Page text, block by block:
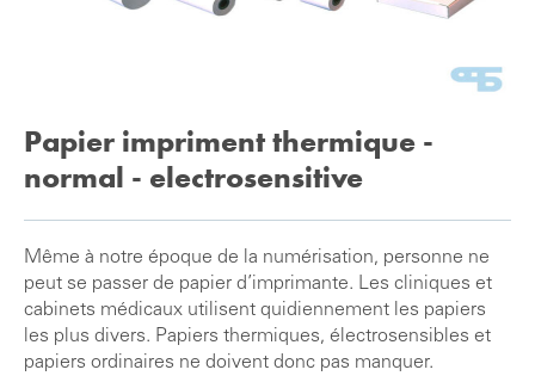
Papier impriment thermique -
normal - electrosensitive
Même à notre époque de la numérisation, personne ne
peut se passer de papier d’imprimante. Les cliniques et
cabinets médicaux utilisent quidiennement les papiers
les plus divers. Papiers thermiques, électrosensibles et
papiers ordinaires ne doivent donc pas manquer.